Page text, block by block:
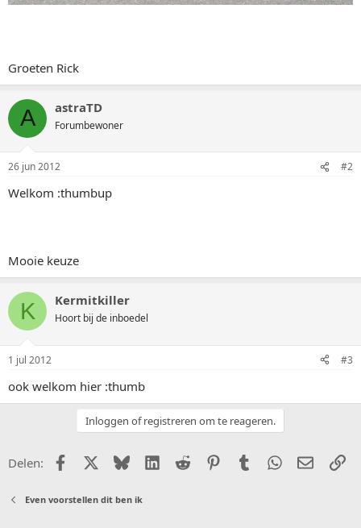
Groeten Rick
A astraTD
Forumbewoner
26 jun 2012 #2
Welkom :thumbup
Mooie keuze
K Kermitkiller
Hoort bij de inboedel
1 jul 2012 #3
ook welkom hier :thumb
Inloggen of registreren om te reageren.
Delen: FacebookX (Twitter)
BlueskyLinkedIn
Reddit PinterestTumblr WhatsApp
E-mail
Even voorstellen dit ben ik